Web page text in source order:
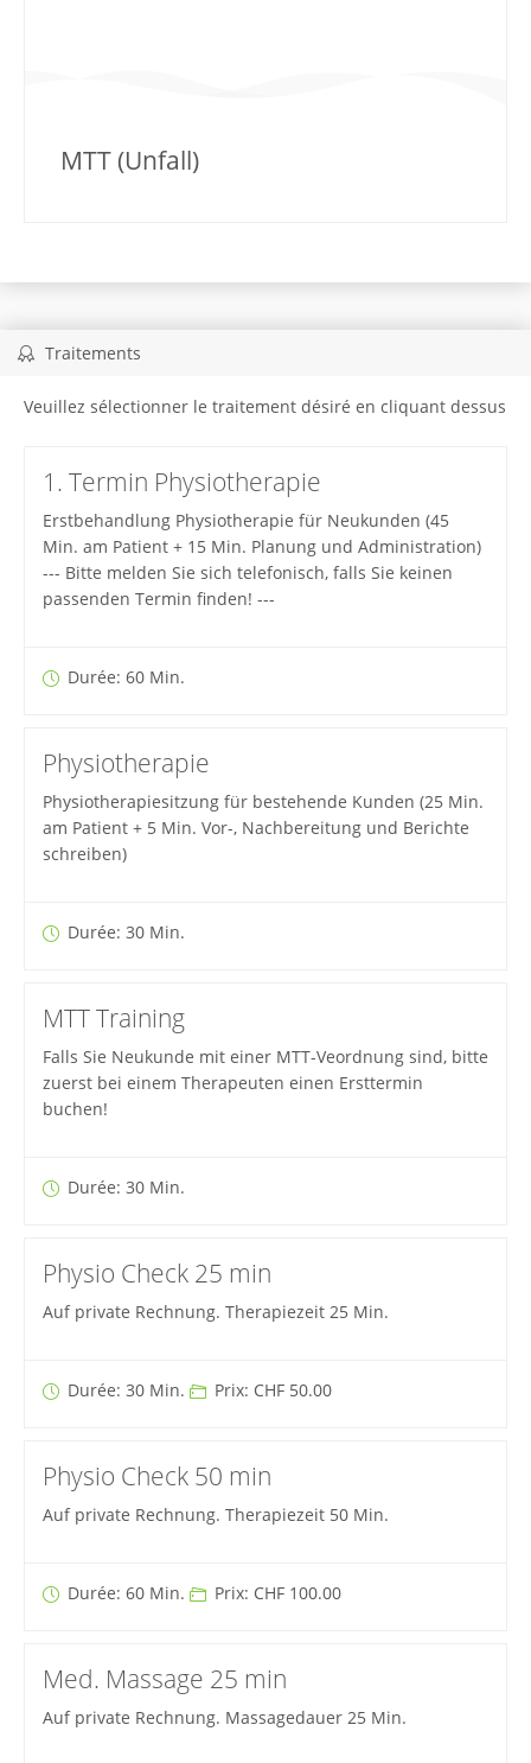
MTT (Unfall)
Traitements
Veuillez sélectionner le traitement désiré en cliquant dessus
1. Termin Physiotherapie
Erstbehandlung Physiotherapie für Neukunden (45
Min. am Patient + 15 Min. Planung und Administration)
--- Bitte melden Sie sich telefonisch, falls Sie keinen
passenden Termin finden! ---
Durée: 60 Min.
Physiotherapie
Physiotherapiesitzung für bestehende Kunden (25 Min.
am Patient + 5 Min. Vor-, Nachbereitung und Berichte
schreiben)
Durée: 30 Min.
MTT Training
Falls Sie Neukunde mit einer MTT-Veordnung sind, bitte
zuerst bei einem Therapeuten einen Ersttermin
buchen!
Durée: 30 Min.
Physio Check 25 min
Auf private Rechnung. Therapiezeit 25 Min.
Durée: 30 Min. Prix: CHF 50.00
Physio Check 50 min
Auf private Rechnung. Therapiezeit 50 Min.
Durée: 60 Min. Prix: CHF 100.00
Med. Massage 25 min
Auf private Rechnung. Massagedauer 25 Min.